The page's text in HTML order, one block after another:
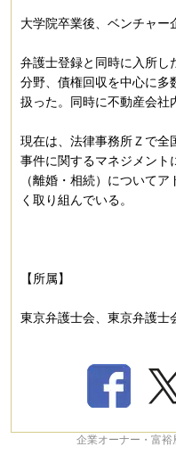
大学院卒業後、ベンチャー
弁護士登録と同時に入所し
分野、債権回収を中心に多
扱った。同時に不動産会社
現在は、法律事務所Ｚで全
事件に関するマネジメント
（離婚・相続）について
く取り組んでいる。
【所属】
東京弁護士会、東京弁護士
企業オーナー・富